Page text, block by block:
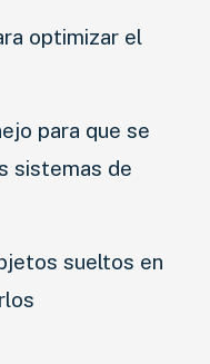
optimizar el
para que se
sistemas de
sueltos en